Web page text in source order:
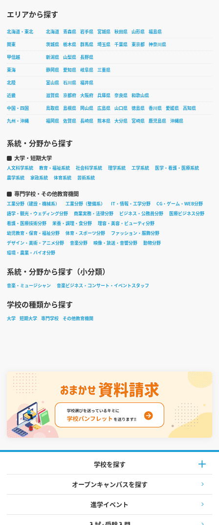
エリアから探す
北海道・東北 北海道 青森県 岩手県 宮城県 秋田県 山形県
福島県
関東
茨城県 栃木県 群馬県 埼玉県 千葉県 東京都
神奈川県
甲信越
新潟県 山梨県
長野県
東海
静岡県 愛知県 岐阜県
三重県
北陸
富山県 石川県
福井県
近畿
滋賀県 京都府 大阪府 兵庫県 奈良県
和歌山県
中国・四国
鳥取県 島根県 岡山県 広島県 山口県 徳島県 香川県 愛媛県
高知県
九州・沖縄
福岡県 佐賀県 長崎県 熊本県 大分県 宮崎県 鹿児島県 沖縄県
系統・分野から探す
大学・短期大学
人文科学系統 教育・福祉系統 社会科学系統 理学系統 工学系統
医学・看護・医療系統
農学系統
家政系統 体育系統 芸術系統
専門学校・その他教育機関
工業分野（建設・機械系） 工業分野（整備系） IT・情報・工学分野
CG・ゲーム・WEB分野
語学・観光・ウェディング分野
商業実務・法律分野 ビジネス・公務員分野
医療ビジネス分野
看護・医療技術分野
栄養・調理・食分野
理容・美容・ビューティ分野
幼児教育・保育・福祉分野
体育・スポーツ分野
ファッション・服飾分野
デザイン・美術・アニメ分野
音楽分野 映像・放送・音響分野
動物分野
環境・農業・バイオ分野
系統・分野から探す（小分類）
音楽・ミュージシャン 音楽ビジネス・コンサート・イベントスタッフ
学校の種類から探す
大学 短期大学 専門学校 その他教育機関
学校を探す
オープンキャンパスを探す
進学イベント